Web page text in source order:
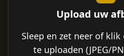
Upload uw
Sleep en zet neer of
te uploaden (JPEG/